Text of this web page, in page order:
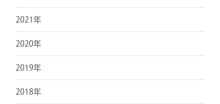
2021年
2020年
2019年
2018年